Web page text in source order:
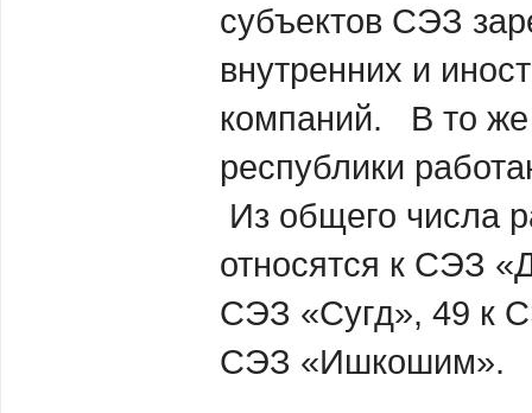
субъектов СЭЗ
внутренних и
компаний. В то
республики
Из общего числа
относятся к СЭЗ
СЭЗ «Сугд», 49 к
СЭЗ «Ишкошим».